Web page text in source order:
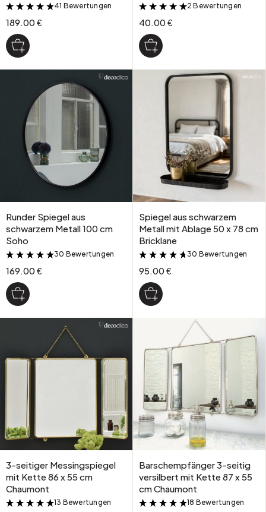
&
41 Bewertungen
189.00 €
&
2 Bewertungen
40.00 €
Runder Spiegel aus
schwarzem Metall 100 cm
Soho
&
30 Bewertungen
169.00 €
Spiegel aus schwarzem
Metall mit Ablage 50 x 78 cm
Bricklane
&
30 Bewertungen
95.00 €
3-seitiger Messingspiegel
mit Kette 86 x 55 cm
Chaumont
&
13 Bewertungen
Barschempfänger 3-seitig
versilbert mit Kette 87 x 55
cm Chaumont
&
18 Bewertungen